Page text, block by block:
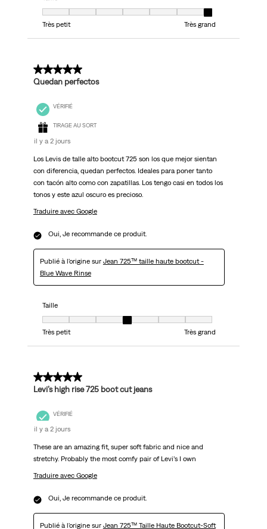
Taille, 7 sur 7, où 1 est égal à Très petit et 7 est égal à Très grand
Très petit
Très grand
5 sur 5 étoiles.
Quedan perfectos
VÉRIFIÉ
TIRAGE AU SORT
il y a 2 jours
Los Levis de talle alto bootcut 725 son los que mejor sientan
con diferencia, quedan perfectos. Ideales para poner tanto
con tacón alto como con zapatillas. Los tengo casi en todos los
tonos y este azul oscuro es precioso.
Traduire avec Google
Oui, Je recommande ce produit.
Publié à l'origine sur Jean 725™ taille haute bootcut -
Blue Wave Rinse
Taille
Taille, 4 sur 7, où 1 est égal à Très petit et 7 est égal à Très grand
Très petit
Très grand
5 sur 5 étoiles.
Levi’s high rise 725 boot cut jeans
VÉRIFIÉ
il y a 2 jours
These are an amazing fit, super soft fabric and nice and
stretchy. Probably the most comfy pair of Levi’s I own
Traduire avec Google
Oui, Je recommande ce produit.
Publié à l'origine sur Jean 725™ Taille Haute Bootcut-Soft